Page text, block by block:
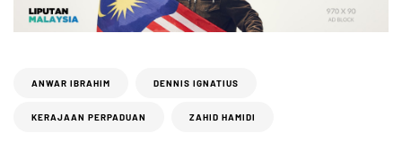
ANWAR IBRAHIM DENNIS IGNATIUS
KERAJAAN PERPADUAN ZAHID HAMIDI